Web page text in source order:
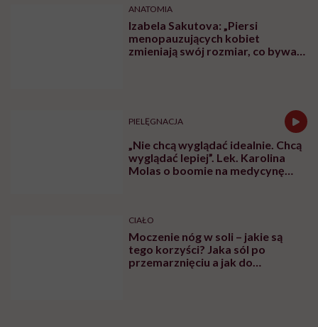
ANATOMIA
Izabela Sakutova: „Piersi
menopauzujących kobiet
zmieniają swój rozmiar, co bywa
PIELĘGNACJA
„Nie chcą wyglądać idealnie. Chcą
wyglądać lepiej”. Lek. Karolina
Molas o boomie na medycynę
CIAŁO
Moczenie nóg w soli – jakie są
tego korzyści? Jaka sól po
przemarznięciu a jak do